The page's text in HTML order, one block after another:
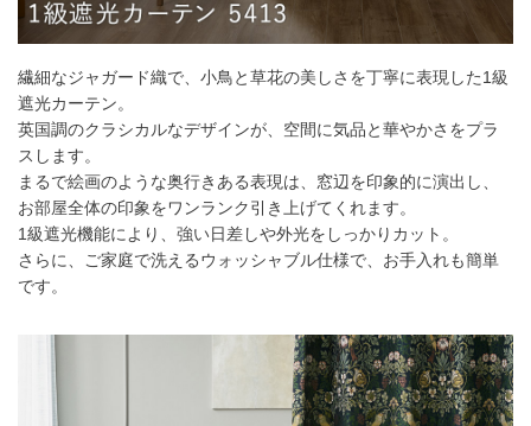
141～
200
円
201～
260
11,000円 22,000円 33,000円 44,000円
幅101cm以上のサイズをご注文の場合は生地に幅継ぎが入りま
す。
2倍ヒダ
繊細なジャガード織で、小鳥と草花の美しさを丁寧に表現した1級
遮光カーテン。
英国調のクラシカルなデザインが、空間に気品と華やかさをプラ
スします。
まるで絵画のような奥行きある表現は、窓辺を印象的に演出し、
お部屋全体の印象をワンランク引き上げてくれます。
1級遮光機能により、強い日差しや外光をしっかりカット。
さらに、ご家庭で洗えるウォッシャブル仕様で、お手入れも簡単
です。